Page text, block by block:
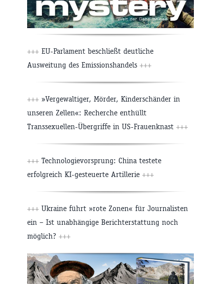
+++ EU-Parlament beschließt deutliche
Ausweitung des Emissionshandels +++
+++ »Vergewaltiger, Mörder, Kinderschänder in
unseren Zellen«: Recherche enthüllt
Transsexuellen-Übergriffe in US-Frauenknast +++
+++ Technologievorsprung: China testete
erfolgreich KI-gesteuerte Artillerie +++
+++ Ukraine führt »rote Zonen« für Journalisten
ein – Ist unabhängige Berichterstattung noch
möglich? +++